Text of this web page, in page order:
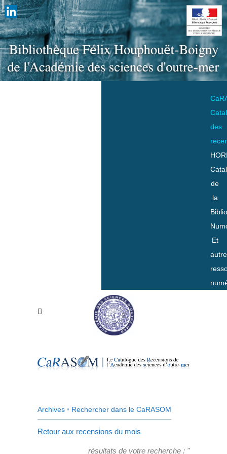
des
de
la
Et
Archives • Rechercher dans le CaRASOM
Retour aux recensions du mois
résultats de votre recherche : "